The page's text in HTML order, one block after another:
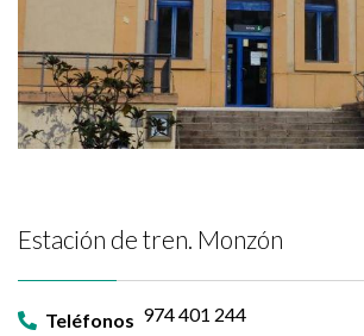
Estación de tren. Monzón
Teléfonos 974 401 244